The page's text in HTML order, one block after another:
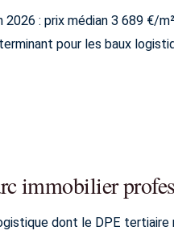
2026 : prix médian 3 689 €/
pour les baux
immobilier
dont le DPE